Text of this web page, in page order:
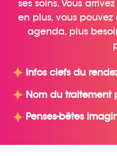
ses soins. Vous
en plus, vous
agenda, plus
Infos clefs du
Nom du traitement
Penses-bêtes